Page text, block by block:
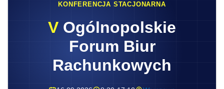
KONFERENCJA STACJONARNA
V Ogólnopolskie
Forum Biur
Rachunkowych